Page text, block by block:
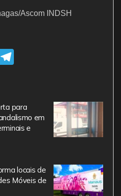
Ascom INDSH
gr
a
m
para
em
e
locais de
Móveis de